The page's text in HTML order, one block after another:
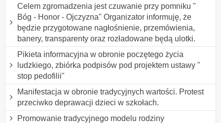
Celem zgromadzenia jest czuwanie przy pomniku "
Bóg - Honor - Ojczyzna" Organizator informuję, że
będzie przygotowane nagłośnienie, przemówienia,
banery, transparenty oraz rozładowane będą ulotki.
Pikieta informacyjna w obronie poczętego życia
ludzkiego, zbiórka podpisów pod projektem ustawy "
stop pedofilii"
Manifestacja w obronie tradycyjnych wartości. Protest
przeciwko deprawacji dzieci w szkołach.
Promowanie tradycyjnego modelu rodziny